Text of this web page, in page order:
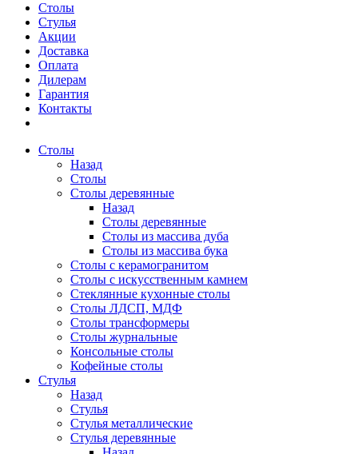
Столы
Стулья
Акции
Доставка
Оплата
Дилерам
Гарантия
Контакты
Столы
Назад
Столы
Столы деревянные
Назад
Столы деревянные
Столы из массива дуба
Столы из массива бука
Столы с керамогранитом
Столы с искусственным камнем
Стеклянные кухонные столы
Столы ЛДСП, МДФ
Столы трансформеры
Столы журнальные
Консольные столы
Кофейные столы
Стулья
Назад
Стулья
Стулья металлические
Стулья деревянные